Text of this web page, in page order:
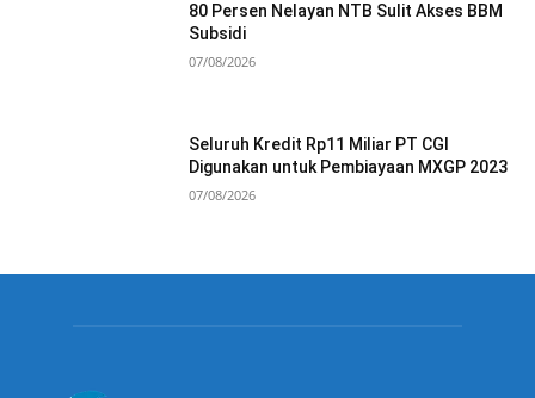
80 Persen Nelayan NTB Sulit Akses BBM
Subsidi
07/08/2026
Seluruh Kredit Rp11 Miliar PT CGI
Digunakan untuk Pembiayaan MXGP 2023
07/08/2026